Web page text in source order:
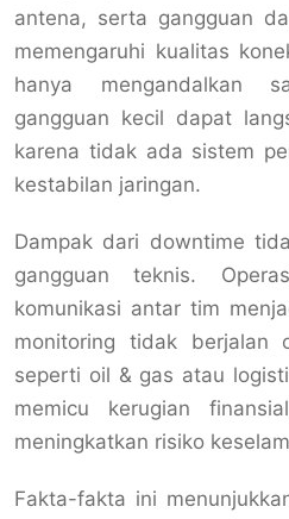
antena, serta gangguan
memengaruhi kualitas
hanya mengandalkan
gangguan kecil dapat
karena tidak ada sistem
kestabilan jaringan.
Dampak dari downtime
gangguan teknis.
komunikasi antar tim
monitoring tidak berjalan
seperti oil & gas atau
memicu kerugian
meningkatkan risiko
Fakta-fakta ini